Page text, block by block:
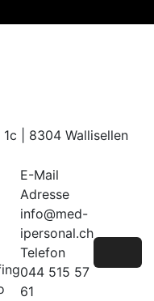
| 8304 Wallisellen
E-Mail
Adresse
info@med-
ipersonal.ch
Telefon
044 515 57
61